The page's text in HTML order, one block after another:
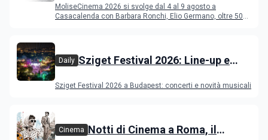
MoliseCinema 2026 si svolge dal 4 al 9 agosto a
Casacalenda con Barbara Ronchi, Elio Germano, oltre 50
Daily Sziget Festival 2026: Line-up e
Sziget Festival 2026 a Budapest: concerti e novità musicali
Cinema Notti di Cinema a Roma, il